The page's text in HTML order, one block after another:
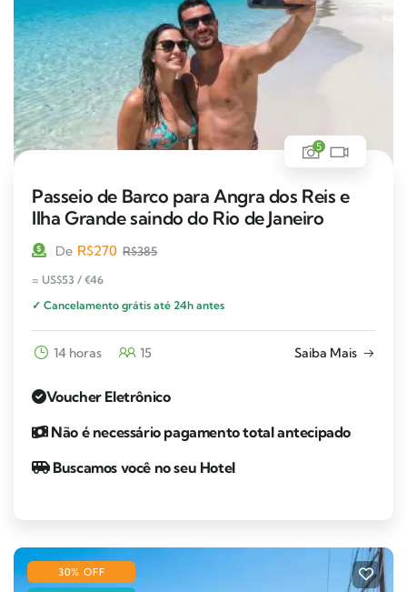
5
Passeio de Barco para Angra dos Reis e
Ilha Grande saindo do Rio de Janeiro
De R$270 R$385
≈ US$53 / €46
✓ Cancelamento grátis até 24h antes
14 horas 15 Saiba Mais
Voucher Eletrônico
Não é necessário pagamento total antecipado
Buscamos você no seu Hotel
30% OFF